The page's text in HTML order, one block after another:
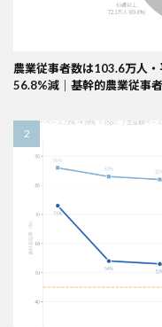
農業従事者数は103.6万人
56.8%減｜基幹的農業従事